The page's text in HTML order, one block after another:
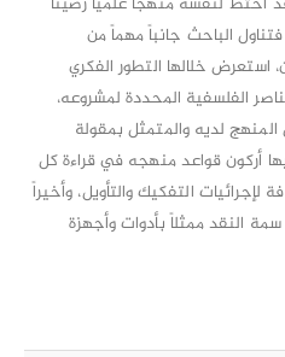
الباحث جانباً مهماً من
استعرض خلالها التطور الفكري
الفلسفية المحددة لمشروعه،
لديه والمتمثل بمقولة
أركون قواعد منهجه في قراءة كل
لإجرائيات التفكيك والتأويل، وأخيراً
النقد ممثلاً بأدوات وأجهزة